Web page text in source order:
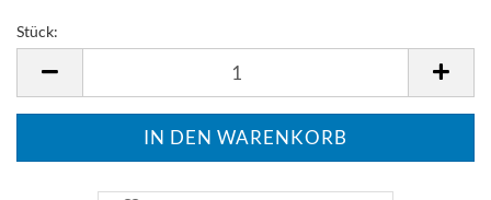
Stück: